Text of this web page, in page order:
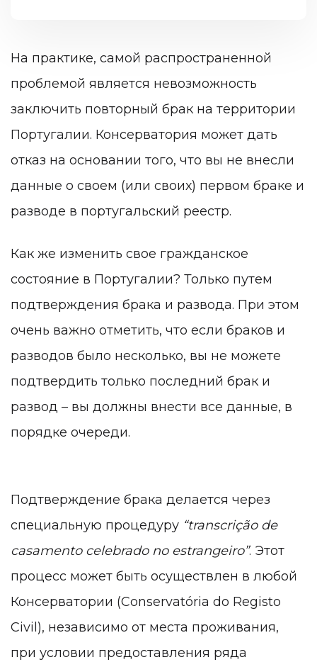
На практике, самой распространенной
проблемой является невозможность
заключить повторный брак на территории
Португалии. Консерватория может дать
отказ на основании того, что вы не внесли
данные о своем (или своих) первом браке и
разводе в португальский реестр.
Как же изменить свое гражданское
состояние в Португалии? Только путем
подтверждения брака и развода. При этом
очень важно отметить, что если браков и
разводов было несколько, вы не можете
подтвердить только последний брак и
развод – вы должны внести все данные, в
порядке очереди.
Подтверждение брака делается через
специальную процедуру “transcrição de
casamento celebrado no estrangeiro”. Этот
процесс может быть осуществлен в любой
Консерватории (Conservatória do Registo
Civil), независимо от места проживания,
при условии предоставления ряда